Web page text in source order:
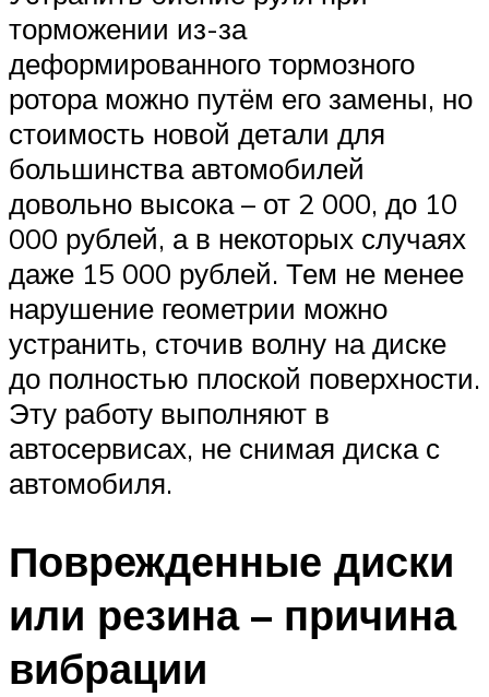
торможении из-за
деформированного тормозного
ротора можно путём его замены, но
стоимость новой детали для
большинства автомобилей
довольно высока – от 2 000, до 10
000 рублей, а в некоторых случаях
даже 15 000 рублей. Тем не менее
нарушение геометрии можно
устранить, сточив волну на диске
до полностью плоской поверхности.
Эту работу выполняют в
автосервисах, не снимая диска с
автомобиля.
Поврежденные диски
или резина – причина
вибрации